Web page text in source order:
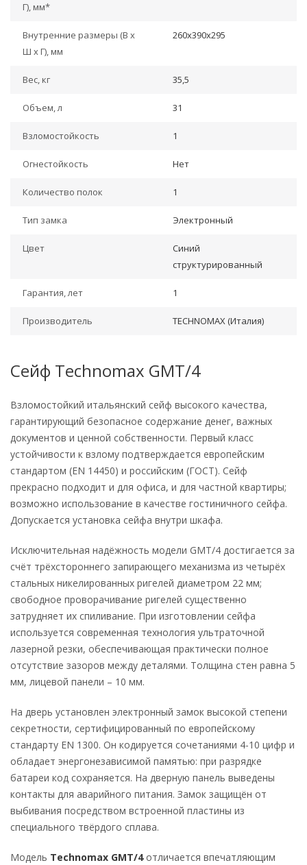
Г), мм*
Внутренние размеры (В х
Ш х Г), мм
260х390х295
Вес, кг 35,5
Объем, л 31
Взломостойкость 1
Огнестойкость Нет
Количество полок 1
Тип замка Электронный
Цвет
Синий
структурированный
Гарантия, лет 1
Производитель TECHNOMAX (Италия)
Сейф Technomax GMT/4
Взломостойкий итальянский сейф высокого качества,
гарантирующий безопасное содержание денег, важных
документов и ценной собственности. Первый класс
устойчивости к взлому подтверждается европейским
стандартом (EN 14450) и российским (ГОСТ). Сейф
прекрасно подходит и для офиса, и для частной квартиры;
возможно использование в качестве гостиничного сейфа.
Допускается установка сейфа внутри шкафа.
Исключительная надёжность модели GMT/4 достигается за
счёт трёхстороннего запирающего механизма из четырёх
стальных никелированных ригелей диаметром 22 мм;
свободное проворачивание ригелей существенно
затрудняет их спиливание. При изготовлении сейфа
используется современная технология ультраточной
лазерной резки, обеспечивающая практически полное
отсутствие зазоров между деталями. Толщина стен равна 5
мм, лицевой панели – 10 мм.
На дверь установлен электронный замок высокой степени
секретности, сертифицированный по европейскому
стандарту EN 1300. Он кодируется сочетаниями 4-10 цифр и
обладает энергонезависимой памятью: при разрядке
батареи код сохраняется. На дверную панель выведены
контакты для аварийного питания. Замок защищён от
выбивания посредством встроенной пластины из
специального твёрдого сплава.
Модель Technomax GMT/4отличается впечатляющим